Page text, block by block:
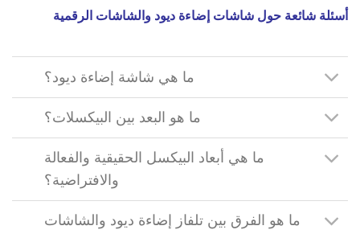
أسئلة شائعة حول شاشات إضاءة ديود والشاشات الرقمية
ما هي شاشة إضاءة ديود؟
ما هو البعد بين البيكسلات؟
ما هي أبعاد البيكسل الحقيقية والفعالة
والافتراضية؟
ما هو الفرق بين تلفاز إضاءة ديود والشاشات